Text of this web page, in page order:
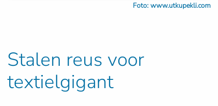
Foto: www.utkupekli.com
Stalen reus voor
textielgigant